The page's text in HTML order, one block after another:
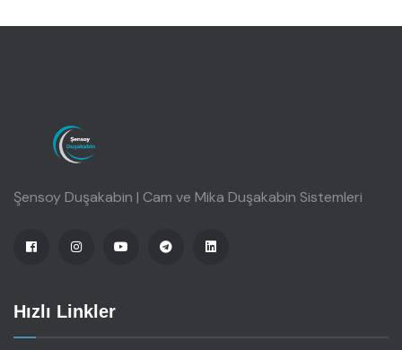
Şensoy Duşakabin | Cam ve Mika Duşakabin Sistemleri
Hızlı Linkler